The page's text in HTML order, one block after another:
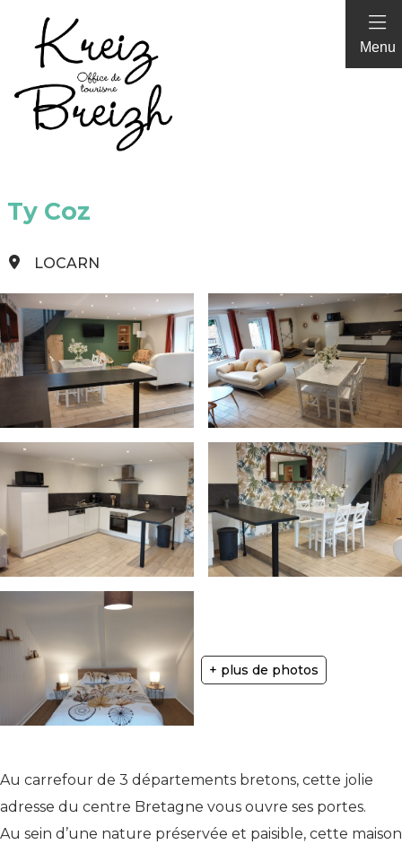
Panneau de gestion des cookies
Menu
Ty Coz
LOCARN
+ plus de photos
Au carrefour de 3 départements bretons, cette jolie
adresse du centre Bretagne vous ouvre ses portes.
Au sein d’une nature préservée et paisible, cette maison